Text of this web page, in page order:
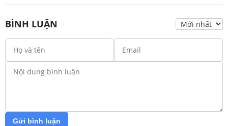
BÌNH LUẬN
Gửi bình luận